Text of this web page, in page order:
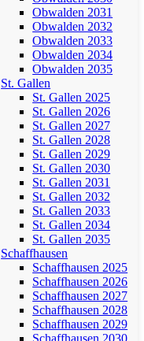
Obwalden 2031
Obwalden 2032
Obwalden 2033
Obwalden 2034
Obwalden 2035
St. Gallen
St. Gallen 2025
St. Gallen 2026
St. Gallen 2027
St. Gallen 2028
St. Gallen 2029
St. Gallen 2030
St. Gallen 2031
St. Gallen 2032
St. Gallen 2033
St. Gallen 2034
St. Gallen 2035
Schaffhausen
Schaffhausen 2025
Schaffhausen 2026
Schaffhausen 2027
Schaffhausen 2028
Schaffhausen 2029
Schaffhausen 2030